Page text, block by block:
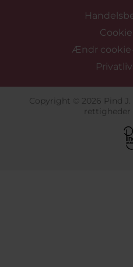
Ændr
Copyright © 2026 Pind
rettigheder